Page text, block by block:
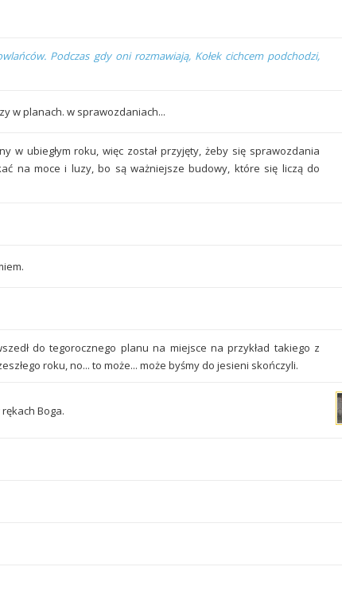
Podczas gdy oni rozmawiają, Kołek cichcem podchodzi,
w planach. w sprawozdaniach...
w ubiegłym roku, więc został przyjęty, żeby się sprawozdania
na moce i luzy, bo są ważniejsze budowy, które się liczą do
do tegorocznego planu na miejsce na przykład takiego z
roku, no... to może... może byśmy do jesieni skończyli.
Boga.